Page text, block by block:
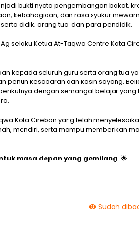
bukti nyata pengembangan bakat,
kebahagiaan, dan rasa syukur
didik, orang tua, dan para pendidik.
selaku Ketua At-Taqwa Centre Kota
kepada seluruh guru serta orang tua
kesabaran dan kasih sayang.
dengan semangat belajar yang
Kota Cirebon yang telah
mandiri, serta mampu memberikan
masa depan yang gemilang.🌟
Sudah